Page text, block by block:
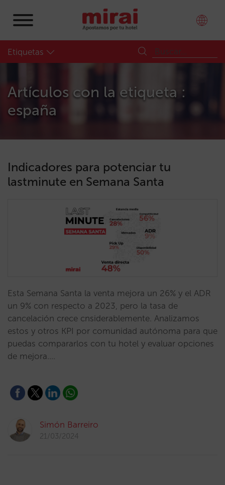
Etiquetas
Artículos con la etiqueta :
españa
Indicadores para potenciar tu
lastminute en Semana Santa
Esta Semana Santa la venta mejora un 26% y el ADR
un 9% con respecto a 2023, pero la tasa de
cancelación crece cnsiderablemente. Analizamos
estos y otros KPI por comunidad autónoma para que
puedas compararlos con tu hotel y evaluar opciones
de mejora.…
Simón Barreiro
21/03/2024